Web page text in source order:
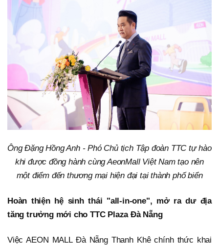
Ông Đặng Hồng Anh - Phó Chủ tịch Tập đoàn TTC tự hào
khi được đồng hành cùng AeonMall Việt Nam tạo nên
một điểm đến thương mại hiện đại tại thành phố biển
Hoàn thiện hệ sinh thái "all-in-one", mở ra dư địa
tăng trưởng mới cho TTC Plaza Đà Nẵng
Việc AEON MALL Đà Nẵng Thanh Khê chính thức khai